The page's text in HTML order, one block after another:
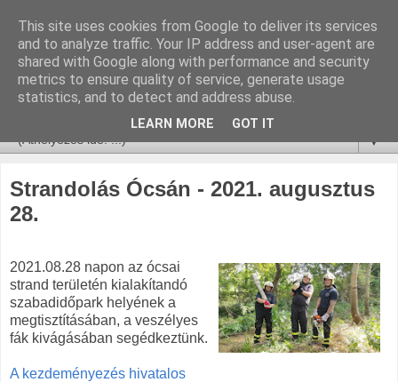
▼
Strandolás Ócsán - 2021. augusztus
28.
2021.08.28 napon az ócsai
strand területén kialakítandó
szabadidőpark helyének a
megtisztításában, a veszélyes
fák kivágásában segédkeztünk.
A kezdeményezés hivatalos
This site uses cookies from Google to deliver its services
and to analyze traffic. Your IP address and user-agent are
shared with Google along with performance and security
metrics to ensure quality of service, generate usage
statistics, and to detect and address abuse.
LEARN MORE GOT IT